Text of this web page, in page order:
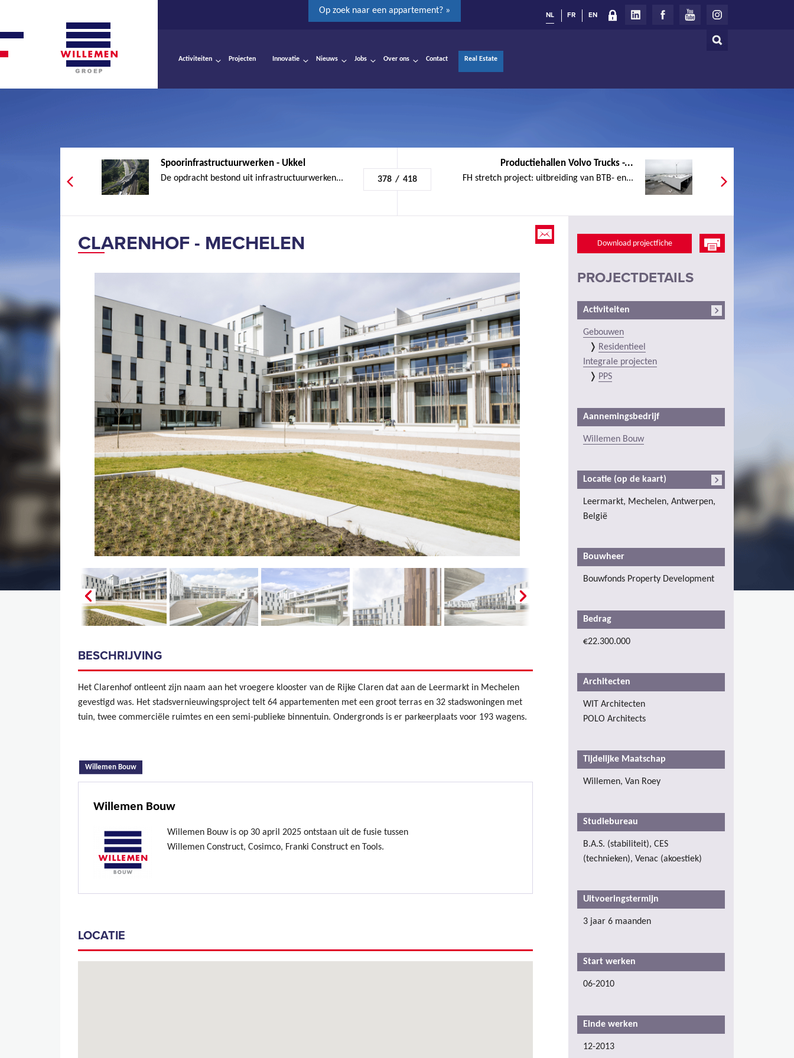
Op zoek naar een appartement? »
Zoeken
NL FR EN
Activiteiten Projecten Innovatie Nieuws Jobs Over ons Contact Real Estate
Spoorinfrastructuurwerken - Ukkel
De opdracht bestond uit infrastructuurwerken... 378 / 418
Productiehallen Volvo Trucks -...
FH stretch project: uitbreiding van BTB- en...
CLARENHOF - MECHELEN
BESCHRIJVING
Het Clarenhof ontleent zijn naam aan het vroegere klooster van de Rijke Claren dat aan de Leermarkt in Mechelen
gevestigd was. Het stadsvernieuwingsproject telt 64 appartementen met een groot terras en 32 stadswoningen met
tuin, twee commerciële ruimtes en een semi-publieke binnentuin. Ondergronds is er parkeerplaats voor 193 wagens.
Willemen Bouw
Willemen Bouw
Willemen Bouw is op 30 april 2025 ontstaan uit de fusie tussen
Willemen Construct, Cosimco, Franki Construct en Tools.
LOCATIE
Download projectfiche
PROJECTDETAILS
Activiteiten
Gebouwen
Residentieel
Integrale projecten
PPS
Aannemingsbedrijf
Willemen Bouw
Locatie (op de kaart)
Leermarkt, Mechelen, Antwerpen,
België
Bouwheer
Bouwfonds Property Development
Bedrag
€22.300.000
Architecten
WIT Architecten
POLO Architects
Tijdelijke Maatschap
Willemen, Van Roey
Studiebureau
B.A.S. (stabiliteit), CES
(technieken), Venac (akoestiek)
Uitvoeringstermijn
3 jaar 6 maanden
Start werken
06-2010
Einde werken
12-2013